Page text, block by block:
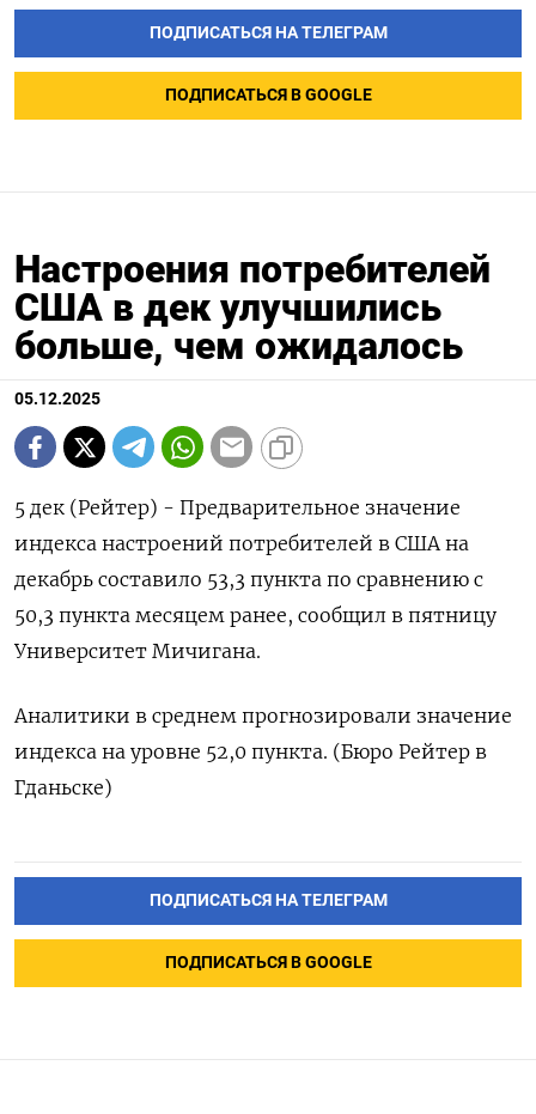
ПОДПИСАТЬСЯ НА ТЕЛЕГРАМ
ПОДПИСАТЬСЯ В GOOGLE
Настроения потребителей
США в дек улучшились
больше, чем ожидалось
05.12.2025
5 дек (Рейтер) - Предварительное значение
индекса настроений потребителей в США на
декабрь составило 53,3 пункта по сравнению с
50,3 пункта месяцем ранее, сообщил в пятницу
Университет Мичигана.
Аналитики в среднем прогнозировали значение
индекса на уровне 52,0 пункта. (Бюро Рейтер в
Гданьске)
ПОДПИСАТЬСЯ НА ТЕЛЕГРАМ
ПОДПИСАТЬСЯ В GOOGLE